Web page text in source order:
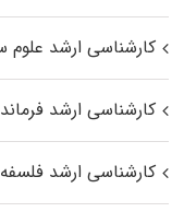
کارشناسی ارشد علوم
کارشناسی ارشد
کارشناسی ارشد فلسفه